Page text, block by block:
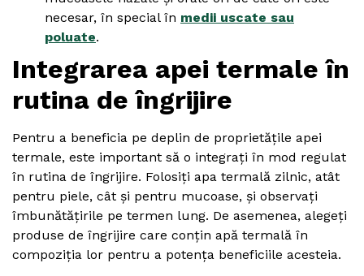
necesar, în special în medii uscate sau
poluate.
Integrarea apei termale în
rutina de îngrijire
Pentru a beneficia pe deplin de proprietățile apei
termale, este important să o integrați în mod regulat
în rutina de îngrijire. Folosiți apa termală zilnic, atât
pentru piele, cât și pentru mucoase, și observați
îmbunătățirile pe termen lung. De asemenea, alegeți
produse de îngrijire care conțin apă termală în
compoziția lor pentru a potența beneficiile acesteia.